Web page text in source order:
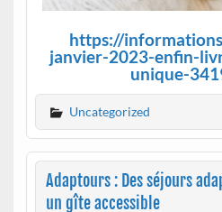
https://
janvier-2023-enfin-
unique-
Uncategorized
Adaptours : Des séjours
un gîte accessible